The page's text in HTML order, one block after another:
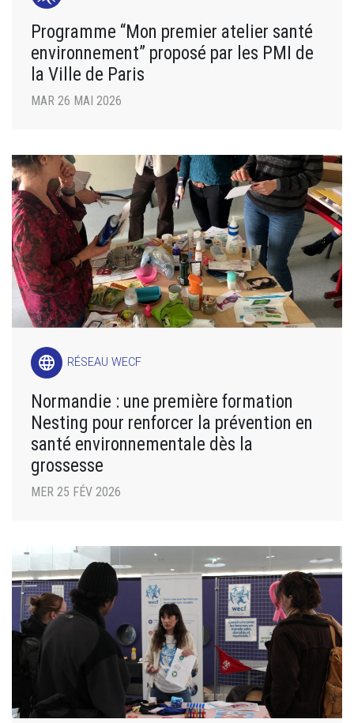
Programme “Mon premier atelier santé
environnement” proposé par les PMI de
la Ville de Paris
MAR 26 MAI 2026
language RÉSEAU WECF
Normandie : une première formation
Nesting pour renforcer la prévention en
santé environnementale dès la
grossesse
MER 25 FÉV 2026